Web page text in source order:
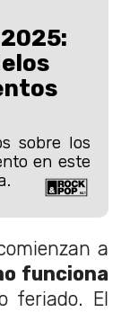
sobre los
en este
a
funciona
feriado. El